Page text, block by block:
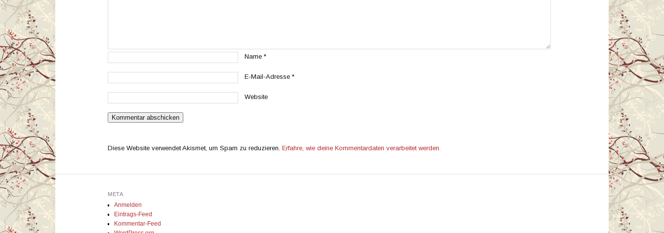
Name *
E-Mail-Adresse *
Website
Diese Website verwendet Akismet, um Spam zu reduzieren. Erfahre, wie deine Kommentardaten verarbeitet werden.
META
Anmelden
Eintrags-Feed
Kommentar-Feed